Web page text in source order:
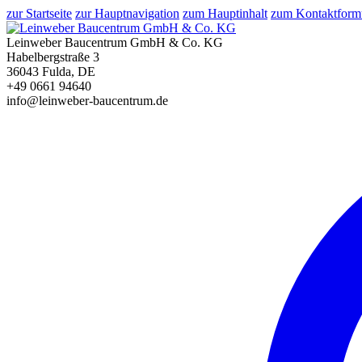
zur Startseite zur Hauptnavigation zum Hauptinhalt zum
Leinweber Baucentrum GmbH & Co. KG
Habelbergstraße 3
36043 Fulda, DE
+49 0661 94640
info@leinweber-baucentrum.de